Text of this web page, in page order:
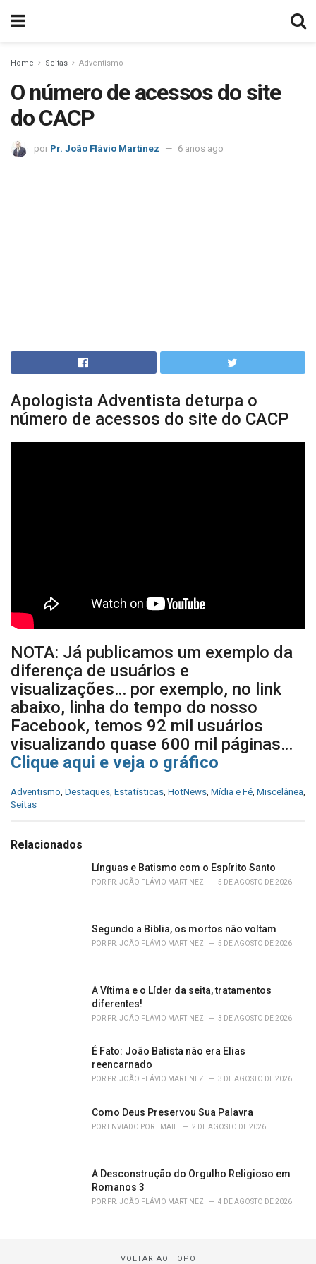
Home Seitas Adventismo
O número de acessos do site
do CACP
por Pr. João Flávio Martinez 6 anos ago
Apologista Adventista deturpa o
número de acessos do site do CACP
NOTA: Já publicamos um exemplo da
diferença de usuários e
visualizações… por exemplo, no link
abaixo, linha do tempo do nosso
Facebook, temos 92 mil usuários
visualizando quase 600 mil páginas…
Clique aqui e veja o gráfico
C
a
g
Adventismo, Destaques, Estatísticas, HotNews, Mídia e Fé, Miscelânea,
Seitas
Relacionados
Línguas e Batismo com o Espírito Santo
POR PR. JOÃO FLÁVIO MARTINEZ 5 DE AGOSTO DE 2026
Segundo a Bíblia, os mortos não voltam
POR PR. JOÃO FLÁVIO MARTINEZ 5 DE AGOSTO DE 2026
A Vítima e o Líder da seita, tratamentos
diferentes!
POR PR. JOÃO FLÁVIO MARTINEZ 3 DE AGOSTO DE 2026
É Fato: João Batista não era Elias
reencarnado
POR PR. JOÃO FLÁVIO MARTINEZ 3 DE AGOSTO DE 2026
Como Deus Preservou Sua Palavra
POR ENVIADO POR EMAIL 2 DE AGOSTO DE 2026
A Desconstrução do Orgulho Religioso em
Romanos 3
POR PR. JOÃO FLÁVIO MARTINEZ 4 DE AGOSTO DE 2026
VOLTAR AO TOPO